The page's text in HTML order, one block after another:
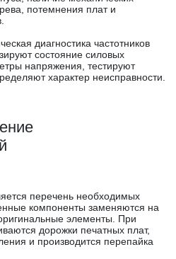
потемнения плат и
диагностика частотников
состояние силовых
напряжения, тестируют
характер неисправности.
перечень необходимых
компоненты заменяются на
элементы. При
дорожки печатных плат,
и производится перепайка